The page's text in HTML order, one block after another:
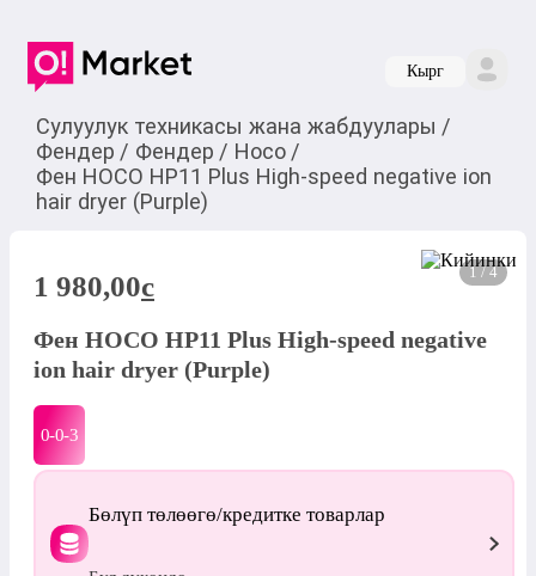
Кырг
Сулуулук техникасы жана жабдуулары /
Фендер / Фендер / Hoco /
Фен HOCO HP11 Plus High-speed negative ion
hair dryer (Purple)
1 / 4
1 980,00c
Фен HOCO HP11 Plus High-speed negative
ion hair dryer (Purple)
0-0-3
Бөлүп төлөөгө/кредитке товарлар